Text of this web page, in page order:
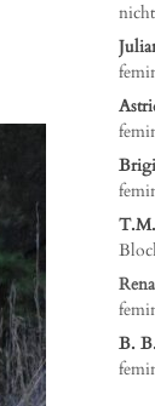
T.M.
B.